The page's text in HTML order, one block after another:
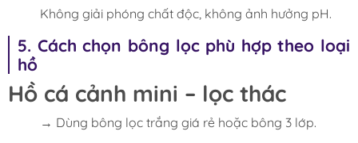
Không giải phóng chất độc, không ảnh hưởng pH.
5. Cách chọn bông lọc phù hợp theo loại
hồ
Hồ cá cảnh mini – lọc thác
→ Dùng bông lọc trắng giá rẻ hoặc bông 3 lớp.